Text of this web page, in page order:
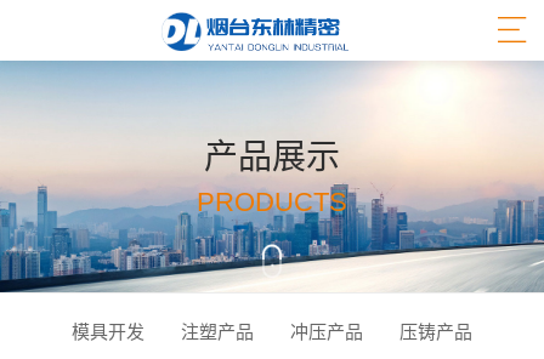
产品展示
PRODUCTS
模具开发 注塑产品 冲压产品 压铸产品